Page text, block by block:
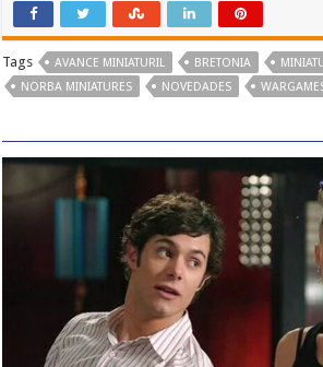
Tags AVANCE MINIATURIL BRETONIA
NORBA MINIATURES
NOVEDADES